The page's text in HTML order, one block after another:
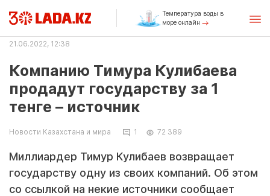
Температура воды в
море онлайн
21.06.2022, 12:38
Компанию Тимура Кулибаева
продадут государству за 1
тенге – источник
Новости Казахстана и мира 1 72 389
Миллиардер Тимур Кулибаев возвращает
государству одну из своих компаний. Об этом
со ссылкой на некие источники сообщает